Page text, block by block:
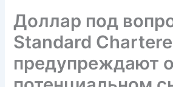
Доллар под
Standard
предупреждают о